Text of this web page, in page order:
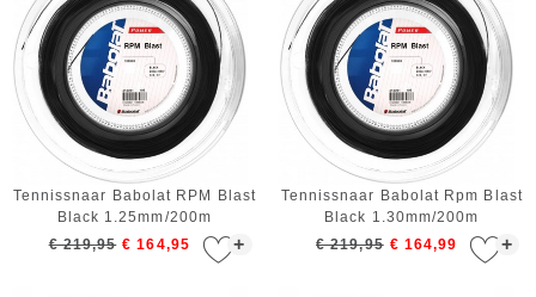
+
Tennissnaar Babolat RPM Blast
Black 1.25mm/200m
€ 219,95 € 164,95 +
Tennissnaar Babolat Rpm Blast
Black 1.30mm/200m
€ 219,95 € 164,99